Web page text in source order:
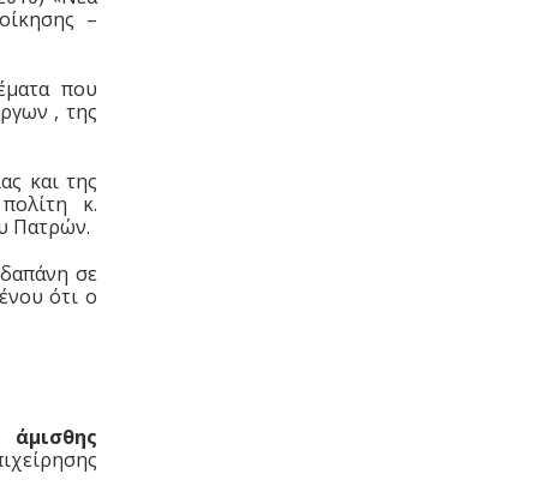
–
που
, της
και της
κ.
Πατρών.
σε
ότι ο
άμισθης